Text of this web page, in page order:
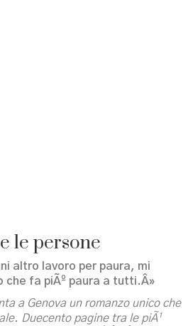
le persone
altro lavoro per paura, mi
che fa piÃº paura a tutti.Â»
a Genova un romanzo unico che
Duecento pagine tra le piÃ¹